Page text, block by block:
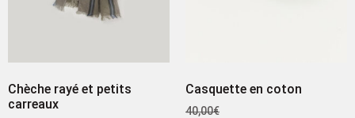
Chèche rayé et petits
carreaux
Casquette en coton
40,00€